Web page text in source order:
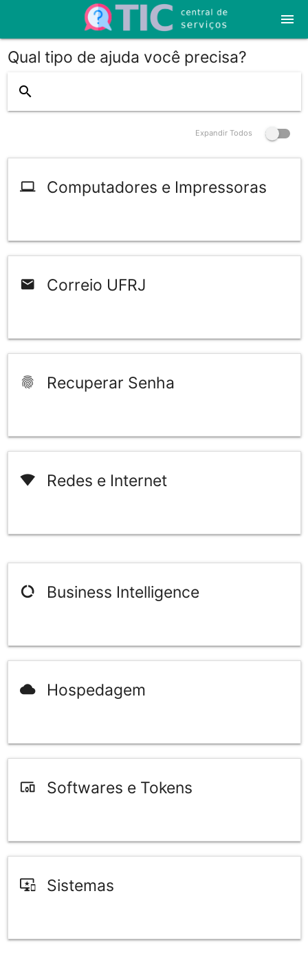
menu
Qual tipo de ajuda você precisa?
search
Expandir Todos
computer Computadores e Impressoras
mail Correio UFRJ
fingerprint Recuperar Senha
network_wifi Redes e Internet
data_usage Business Intelligence
cloud Hospedagem
devices_other Softwares e Tokens
important_devices Sistemas